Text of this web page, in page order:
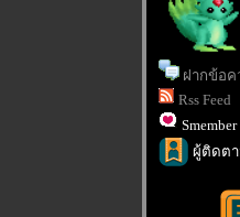
ฝากข้อค
Rss Feed
Smember
ผู้ติดตา